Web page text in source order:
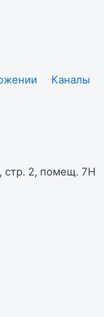
Каналы
стр. 2, помещ. 7Н